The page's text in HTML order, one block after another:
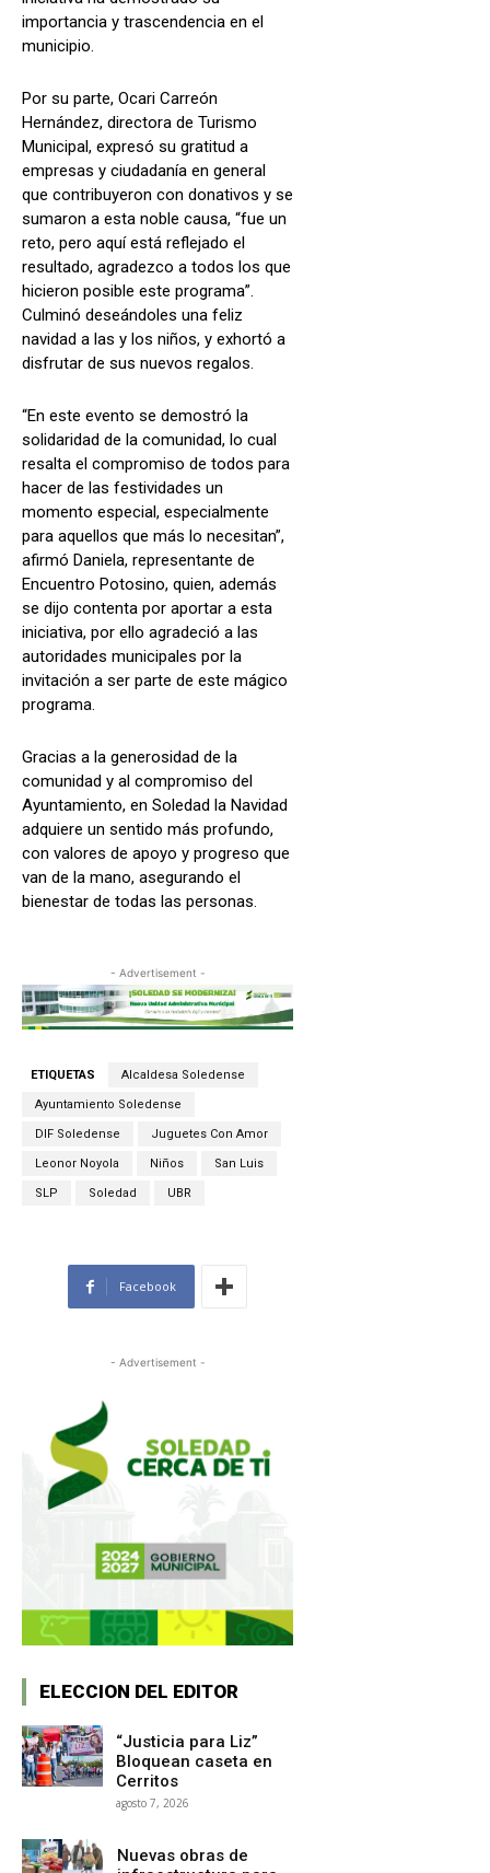
importancia y trascendencia en el
municipio.
Por su parte, Ocari Carreón
Hernández, directora de Turismo
Municipal, expresó su gratitud a
empresas y ciudadanía en general
que contribuyeron con donativos y se
sumaron a esta noble causa, “fue un
reto, pero aquí está reflejado el
resultado, agradezco a todos los que
hicieron posible este programa”.
Culminó deseándoles una feliz
navidad a las y los niños, y exhortó a
disfrutar de sus nuevos regalos.
“En este evento se demostró la
solidaridad de la comunidad, lo cual
resalta el compromiso de todos para
hacer de las festividades un
momento especial, especialmente
para aquellos que más lo necesitan”,
afirmó Daniela, representante de
Encuentro Potosino, quien, además
se dijo contenta por aportar a esta
iniciativa, por ello agradeció a las
autoridades municipales por la
invitación a ser parte de este mágico
programa.
Gracias a la generosidad de la
comunidad y al compromiso del
Ayuntamiento, en Soledad la Navidad
adquiere un sentido más profundo,
con valores de apoyo y progreso que
van de la mano, asegurando el
bienestar de todas las personas.
- Advertisement -
ETIQUETAS Alcaldesa Soledense
Ayuntamiento Soledense
DIF Soledense Juguetes Con Amor
Leonor Noyola Niños San Luis
SLP Soledad UBR
Facebook
- Advertisement -
ELECCION DEL EDITOR
“Justicia para Liz”
Bloquean caseta en
Cerritos
agosto 7, 2026
Nuevas obras de